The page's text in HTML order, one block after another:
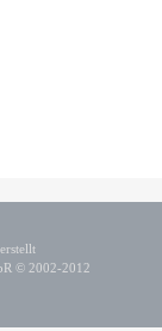
© 2002-2012